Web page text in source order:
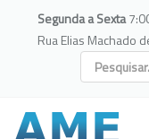
Segunda a Sexta
Rua Elias Machado